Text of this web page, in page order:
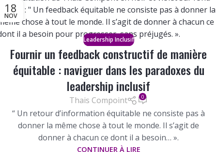
18
NOV
Leadership Inclusif
Fournir un feedback constructif de manière
équitable : naviguer dans les paradoxes du
leadership inclusif
Thais Compoint 0
“ Un retour d’information équitable ne consiste pas à
donner la même chose à tout le monde. Il s’agit de
donner à chacun ce dont il a besoin… ».
CONTINUER À LIRE